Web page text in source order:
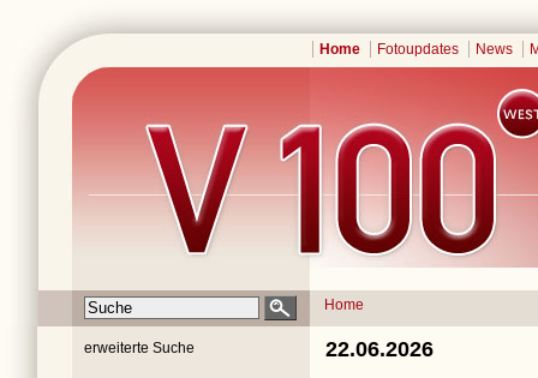
Home Fotoupdates News
Home
erweiterte Suche 22.06.2026